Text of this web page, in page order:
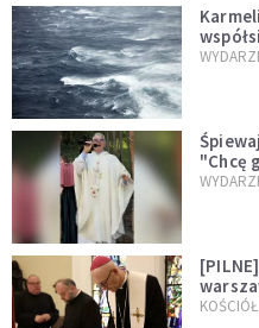
"Chcę
KOŚCIÓŁ